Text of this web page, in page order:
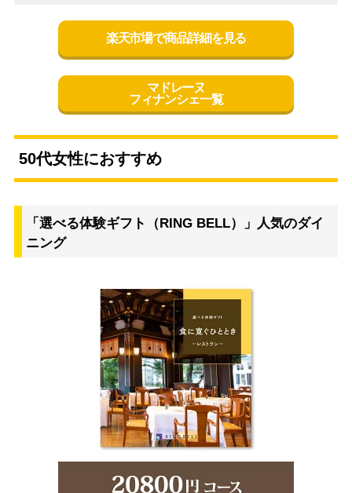
楽天市場で商品詳細を見る
マドレーヌ
フィナンシェ一覧
50代女性におすすめ
「選べる体験ギフト（RING BELL）」人気のダイ
ニング